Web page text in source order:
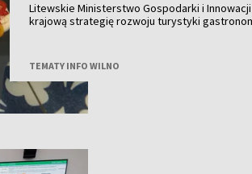
Litewskie Ministerstwo Gospodarki i
krajową strategię rozwoju turystyki
gałęzi litewskiej turystyki, zwiększenie jej
granicą.
TEMATY INFO WILNO